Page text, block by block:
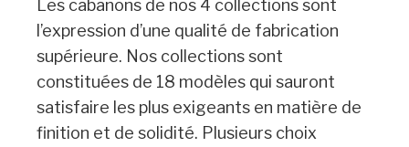
Les cabanons de nos 4 collections sont
l’expression d’une qualité de fabrication
supérieure. Nos collections sont
constituées de 18 modèles qui sauront
satisfaire les plus exigeants en matière de
finition et de solidité. Plusieurs choix